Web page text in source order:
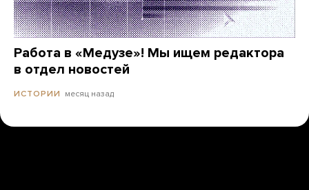
Работа в «Медузе»! Мы ищем редактора
в отдел новостей
ИСТОРИИ месяц назад